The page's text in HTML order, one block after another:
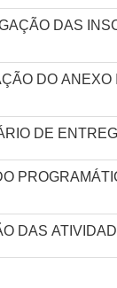
DAS
DO
DE
DAS